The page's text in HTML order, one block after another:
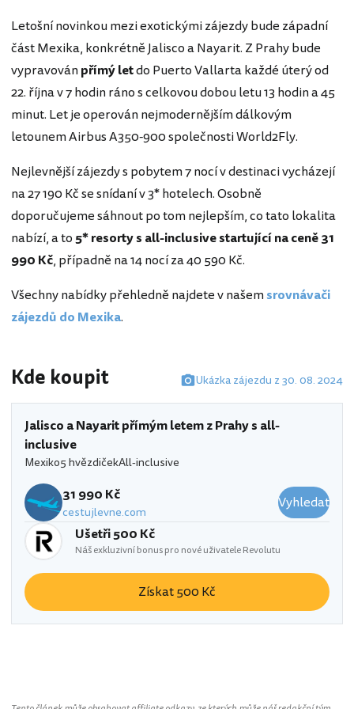
Letošní novinkou mezi exotickými zájezdy bude západní
část Mexika, konkrétně Jalisco a Nayarit. Z Prahy bude
vypravovánpřímý letdo Puerto Vallarta každé úterý od
22. října v 7 hodin ráno s celkovou dobou letu 13 hodin a 45
minut. Let je operován nejmodernějším dálkovým
letounem Airbus A350-900 společnosti World2Fly.
Nejlevnější zájezdy s pobytem 7 nocí v destinaci vycházejí
na 27 190 Kč se snídaní v 3* hotelech. Osobně
doporučujeme sáhnout po tom nejlepším, co tato lokalita
nabízí, a to5* resorty s all-inclusive startující na ceně 31
990 Kč, případně na 14 nocí za 40 590 Kč.
Všechny nabídky přehledně najdete v našemsrovnávači
zájezdů do Mexika.
Kde koupit Ukázka zájezdu z 30. 08. 2024
Jalisco a Nayarit přímým letem z Prahy s all-
inclusive
Mexiko5 hvězdičekAll-inclusive
31 990 Kč
cestujlevne.com
Vyhledat
Ušetři 500 Kč
Náš exkluzivní bonus pro nové uživatele Revolutu
Získat 500 Kč